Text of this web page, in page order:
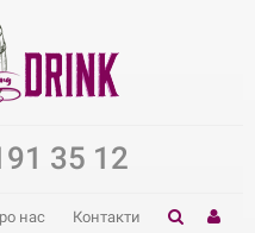
35 12
нас Контакти